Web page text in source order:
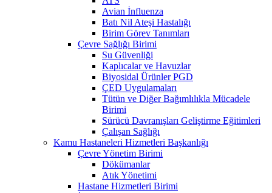
Avian İnfluenza
Batı Nil Ateşi Hastalığı
Birim Görev Tanımları
Çevre Sağlığı Birimi
Su Güvenliği
Kaplıcalar ve Havuzlar
Biyosidal Ürünler PGD
ÇED Uygulamaları
Tütün ve Diğer Bağımlılıkla Mücadele
Birimi
Sürücü Davranışları Geliştirme Eğitimleri
Çalışan Sağlığı
Kamu Hastaneleri Hizmetleri Başkanlığı
Çevre Yönetim Birimi
Dökümanlar
Atık Yönetimi
Hastane Hizmetleri Birimi